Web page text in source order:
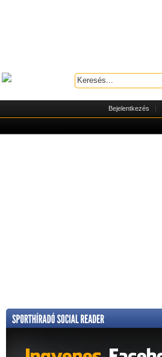
Bejelentkezés